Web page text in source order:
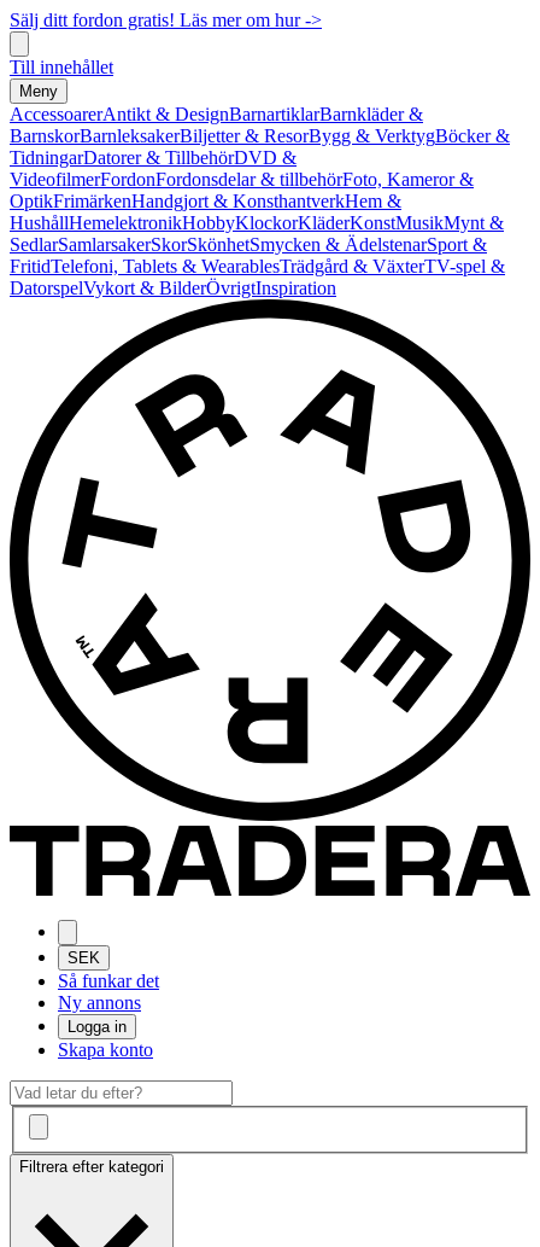
Sälj ditt fordon gratis! Läs mer om hur ->
Till innehållet
Meny
AccessoarerAntikt & DesignBarnartiklarBarnkläder &
BarnskorBarnleksakerBiljetter & ResorBygg & VerktygBöcker &
TidningarDatorer & TillbehörDVD &
VideofilmerFordonFordonsdelar & tillbehörFoto, Kameror &
OptikFrimärkenHandgjort & KonsthantverkHem &
HushållHemelektronikHobbyKlockorKläderKonstMusikMynt &
SedlarSamlarsakerSkorSkönhetSmycken & ÄdelstenarSport &
FritidTelefoni, Tablets & WearablesTrädgård & VäxterTV-spel &
DatorspelVykort & BilderÖvrigtInspiration
SEK
Så funkar det
Ny annons
Logga in
Skapa konto
Filtrera efter kategori